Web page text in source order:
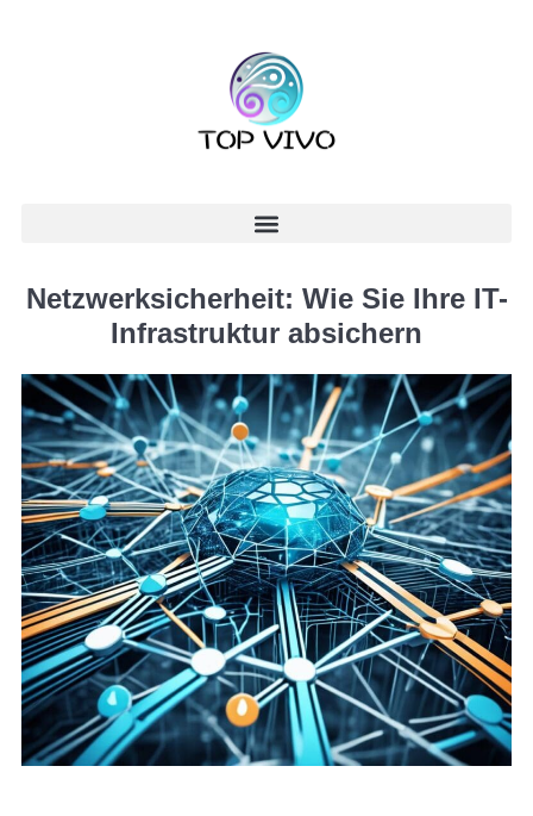
Netzwerksicherheit: Wie Sie Ihre IT-
Infrastruktur absichern